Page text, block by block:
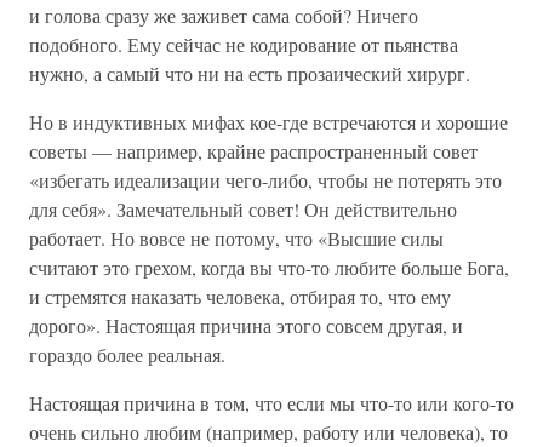
и голова сразу же заживет сама собой? Ничего
подобного. Ему сейчас не кодирование от пьянства
нужно, а самый что ни на есть прозаический хирург.
Но в индуктивных мифах кое-где встречаются и хорошие
советы — например, крайне распространенный совет
«избегать идеализации чего-либо, чтобы не потерять это
для себя». Замечательный совет! Он действительно
работает. Но вовсе не потому, что «Высшие силы
считают это грехом, когда вы что-то любите больше Бога,
и стремятся наказать человека, отбирая то, что ему
дорого». Настоящая причина этого совсем другая, и
гораздо более реальная.
Настоящая причина в том, что если мы что-то или кого-то
очень сильно любим (например, работу или человека), то